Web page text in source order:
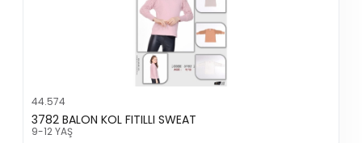
44.574
3782 BALON KOL FITILLI SWEAT
9-12 YAŞ